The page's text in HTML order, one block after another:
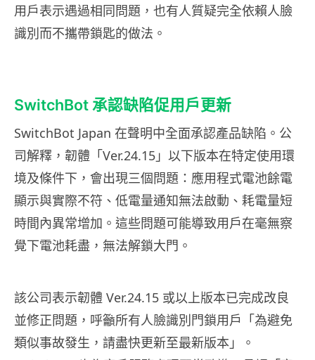
用戶表示遇過相同問題，也有人質疑完全依賴人臉
識別而不攜帶鎖匙的做法。
SwitchBot 承認缺陷促用戶更新
SwitchBot Japan 在聲明中全面承認產品缺陷。公
司解釋，韌體「Ver.24.15」以下版本在特定使用環
境及條件下，會出現三個問題：應用程式電池餘電
顯示與實際不符、低電量通知無法啟動、耗電量短
時間內異常增加。這些問題可能導致用戶在毫無察
覺下電池耗盡，無法解鎖大門。
該公司表示韌體 Ver.24.15 或以上版本已完成改良
並修正問題，呼籲所有人臉識別門鎖用戶「為避免
類似事故發生，請盡快更新至最新版本」。